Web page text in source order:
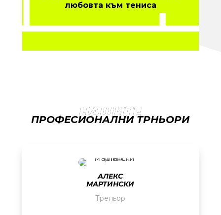
любовта към тениса
НАШИТЕ
ПРОФЕСИОНАЛНИ ТРНЬОРИ
АЛЕКС
МАРТИНСКИ
Треньор